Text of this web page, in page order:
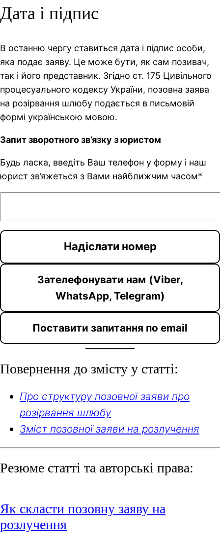
Дата і підпис
В останню чергу ставиться дата і підпис особи,
яка подає заяву. Це може бути, як сам позивач,
так і його представник. Згідно ст. 175 Цивільного
процесуального кодексу України, позовна заява
на розірвання шлюбу подається в письмовій
формі українською мовою.
Запит зворотного зв’язку з юристом
Будь ласка, введіть Ваш телефон у форму і наш
юрист зв’яжеться з Вами найближчим часом*
Зателефонувати нам (Viber,
WhatsApp, Telegram)
Поставити запитання по email
Повернення до змісту у статті:
Про структуру позовної заяви про
розірвання шлюбу
Зміст позовної заяви на розлучення
Резюме статті та авторські права:
Як скласти позовну заяву на
розлучення